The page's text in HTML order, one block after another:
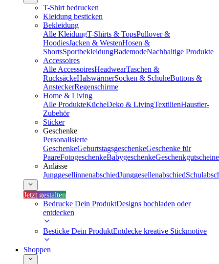
T-Shirt bedrucken
Kleidung besticken
Bekleidung
Alle KleidungT-Shirts & TopsPullover &
HoodiesJacken & WestenHosen &
ShortsSportbekleidungBademodeNachhaltige Produkte
Accessoires
Alle AccessoiresHeadwearTaschen &
RucksäckeHalswärmerSocken & SchuheButtons &
AnsteckerRegenschirme
Home & Living
Alle ProdukteKücheDeko & LivingTextilienHaustier-
Zubehör
Sticker
Geschenke
Personalisierte
GeschenkeGeburtstagsgeschenkeGeschenke für
PaareFotogeschenkeBabygeschenkeGeschenkgutscheine
Anlässe
JunggesellinnenabschiedJunggesellenabschied
Jetzt gestalten
Bedrucke Dein ProduktDesigns hochladen oder
entdecken
Besticke Dein ProduktEntdecke kreative Stickmotive
Shoppen